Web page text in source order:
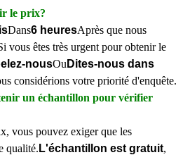
le prix?
Dans6 heuresAprès que nous
vous êtes très urgent pour obtenir le
nousOu Dites-nous dans
considérions votre priorité d'enquête.
un échantillon pour vérifier
vous pouvez exiger que les
qualité. L'échantillon est gratuit,